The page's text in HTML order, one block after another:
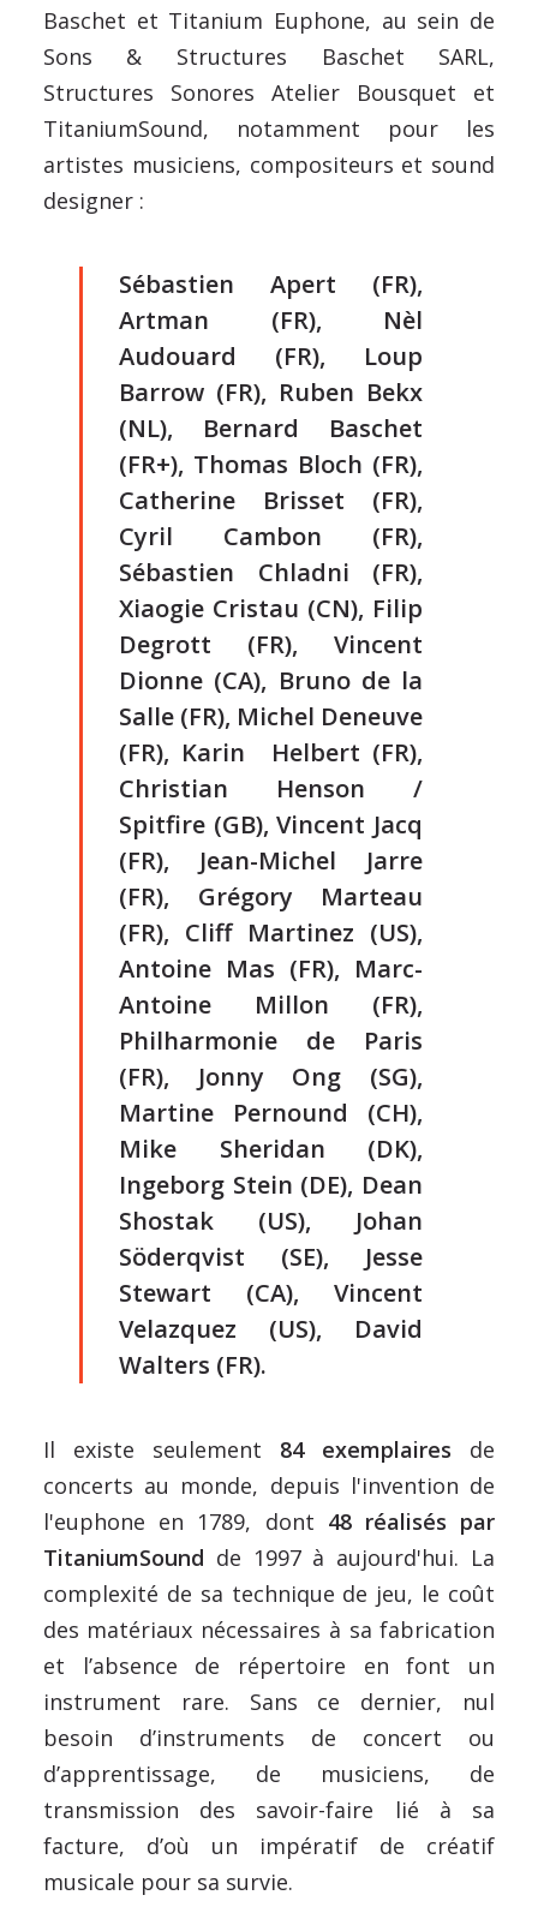
Baschet et Titanium Euphone, au sein de
Sons & Structures Baschet SARL,
Structures Sonores Atelier Bousquet et
TitaniumSound, notamment pour les
artistes musiciens, compositeurs et sound
designer :
Sébastien Apert (FR),
Artman (FR), Nèl
Audouard (FR), Loup
Barrow (FR), Ruben Bekx
(NL), Bernard Baschet
(FR+), Thomas Bloch (FR),
Catherine Brisset (FR),
Cyril Cambon (FR),
Sébastien Chladni (FR),
Xiaogie Cristau (CN), Filip
Degrott (FR), Vincent
Dionne (CA), Bruno de la
Salle (FR), Michel Deneuve
(FR), Karin Helbert (FR),
Christian Henson /
Spitfire (GB), Vincent Jacq
(FR), Jean-Michel Jarre
(FR), Grégory Marteau
(FR), Cliff Martinez (US),
Antoine Mas (FR), Marc-
Antoine Millon (FR),
Philharmonie de Paris
(FR), Jonny Ong (SG),
Martine Pernound (CH),
Mike Sheridan (DK),
Ingeborg Stein (DE), Dean
Shostak (US), Johan
Söderqvist (SE), Jesse
Stewart (CA), Vincent
Velazquez (US), David
Walters (FR).
Il existe seulement 84 exemplaires de
concerts au monde, depuis l'invention de
l'euphone en 1789, dont 48 réalisés par
TitaniumSound de 1997 à aujourd'hui. La
complexité de sa technique de jeu, le coût
des matériaux nécessaires à sa fabrication
et l’absence de répertoire en font un
instrument rare. Sans ce dernier, nul
besoin d’instruments de concert ou
d’apprentissage, de musiciens, de
transmission des savoir-faire lié à sa
facture, d’où un impératif de créatif
musicale pour sa survie.